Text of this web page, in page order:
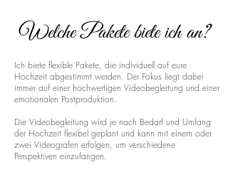
Welche Pakete biete ich an?
Ich biete flexible Pakete, die individuell auf eure
Hochzeit abgestimmt werden. Der Fokus liegt dabei
immer auf einer hochwertigen Videobegleitung und einer
emotionalen Postproduktion.
Die Videobegleitung wird je nach Bedarf und Umfang
der Hochzeit flexibel geplant und kann mit einem oder
zwei Videografen erfolgen, um verschiedene
Perspektiven einzufangen.